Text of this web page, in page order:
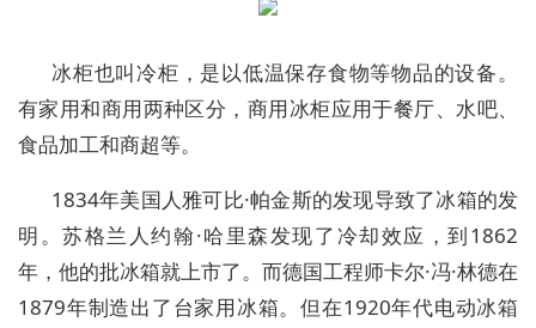
冰柜也叫冷柜，是以低温保存食物等物品的设备。
有家用和商用两种区分，商用冰柜应用于餐厅、水吧、
食品加工和商超等。
1834年美国人雅可比·帕金斯的发现导致了冰箱的发
明。苏格兰人约翰·哈里森发现了冷却效应，到1862
年，他的批冰箱就上市了。而德国工程师卡尔·冯·林德在
1879年制造出了台家用冰箱。但在1920年代电动冰箱